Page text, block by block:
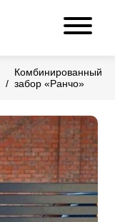
Комбинированный
забор «Ранчо»